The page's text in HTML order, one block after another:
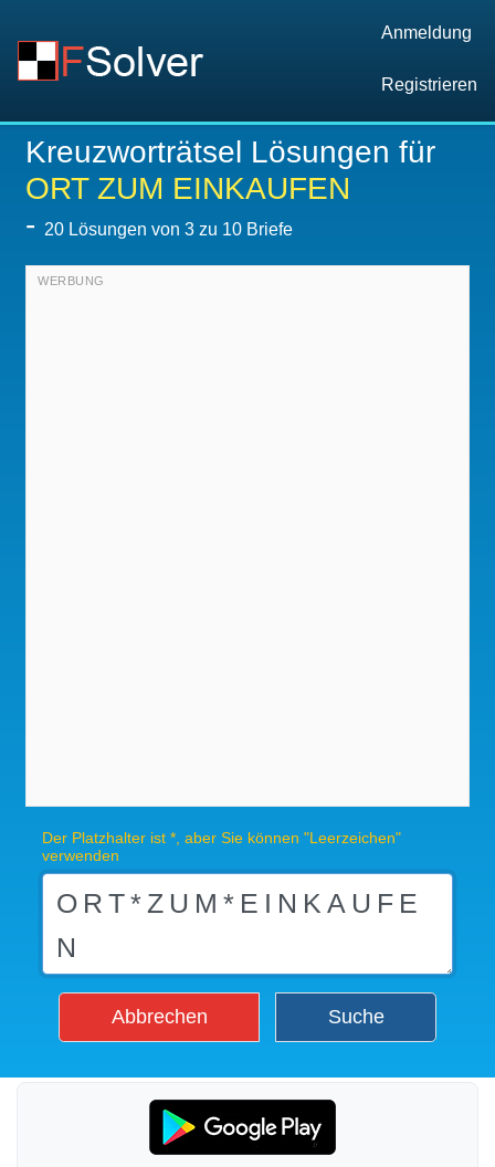
Anmeldung
Registrieren
Kreuzworträtsel Lösungen für
ORT ZUM EINKAUFEN
- 20 Lösungen von 3 zu 10 Briefe
Der Platzhalter ist *, aber Sie können "Leerzeichen"
verwenden
Abbrechen Suche